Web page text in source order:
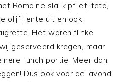
Romaine sla, kipfilet, feta,
olijf, lente uit en ook
Het waren flinke
geserveerd kregen, maar
lunch portie. Meer dan
Dus ook voor de ‘avond’